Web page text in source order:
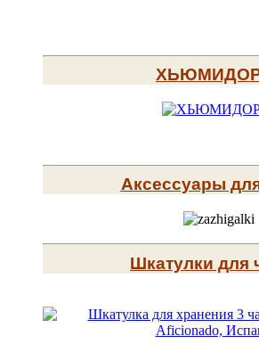
Аксессуары
Шкатулки для